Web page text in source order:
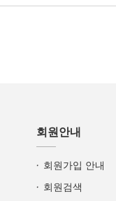
회원안내
회원가입 안내
회원검색